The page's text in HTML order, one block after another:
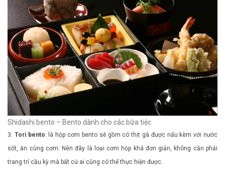
Shidashi bento – Bento dành cho các bữa tiệc
3. Tori bento: là hộp cơm bento sẽ gồm có thịt gà được nấu kèm với nước
sốt, ăn cùng cơm. Nên đây là loại cơm hộp khá đơn giản, không cần phải
trang trí cầu kỳ mà bất cứ ai cũng có thể thực hiện được.